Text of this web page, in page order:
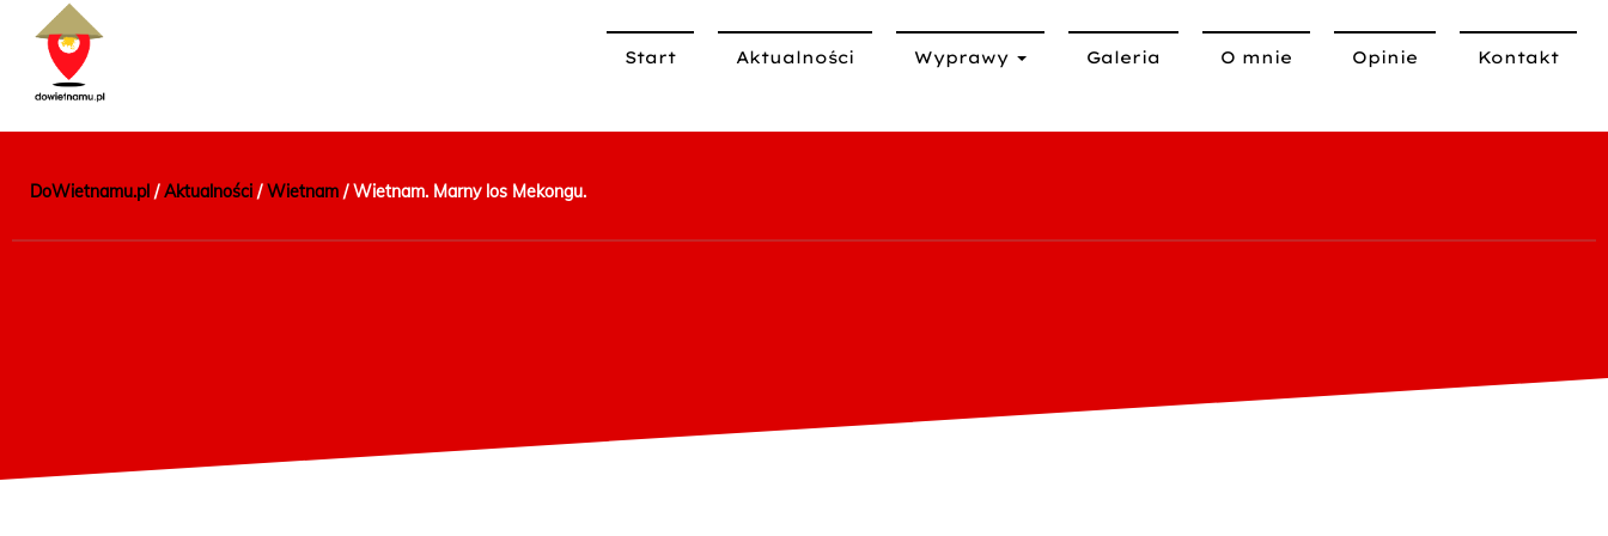
Start Aktualności Wyprawy Galeria O mnie Opinie Kontakt
DoWietnamu.pl /Aktualności /Wietnam /Wietnam. Marny los Mekongu.